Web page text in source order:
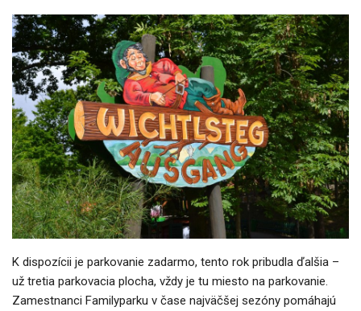
K dispozícii je parkovanie zadarmo, tento rok pribudla ďalšia –
už tretia parkovacia plocha, vždy je tu miesto na parkovanie.
Zamestnanci Familyparku v čase najväčšej sezóny pomáhajú